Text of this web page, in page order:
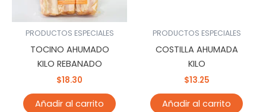
PRODUCTOS ESPECIALES
TOCINO AHUMADO
KILO REBANADO
$18.30
Añadir al carrito
PRODUCTOS ESPECIALES
COSTILLA AHUMADA
KILO
$13.25
Añadir al carrito